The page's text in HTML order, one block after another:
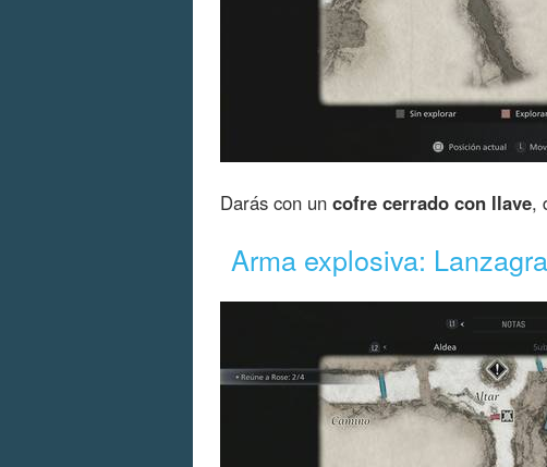
Darás con un cofre cerrado con llave,
Arma explosiva: